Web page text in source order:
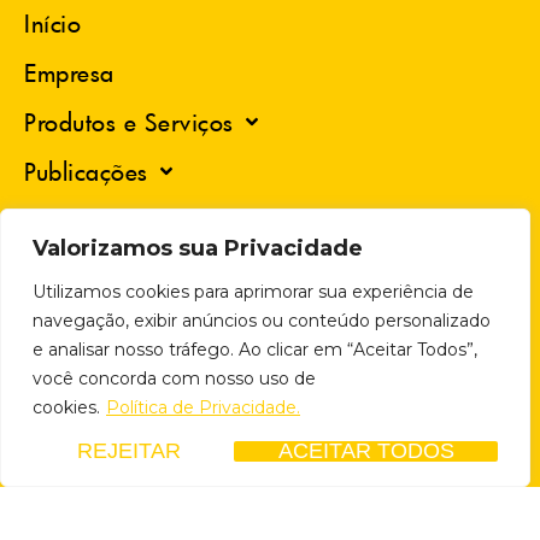
Valorizamos sua Privacidade
Utilizamos cookies para aprimorar sua experiência de
navegação, exibir anúncios ou conteúdo personalizado
e analisar nosso tráfego. Ao clicar em “Aceitar Todos”,
você concorda com nosso uso de
cookies. Política de Privacidade.
REJEITAR ACEITAR TODOS
Início
Empresa
Produtos e Serviços
Publicações
Contato
Contato